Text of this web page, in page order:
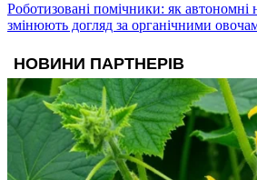
Роботизовані помічники: як автономні
змінюють догляд за органічними